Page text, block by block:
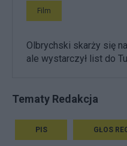
Film
Olbrychski skarży się
ale wystarczył list do
Tematy Redakcja
PIS GŁOS